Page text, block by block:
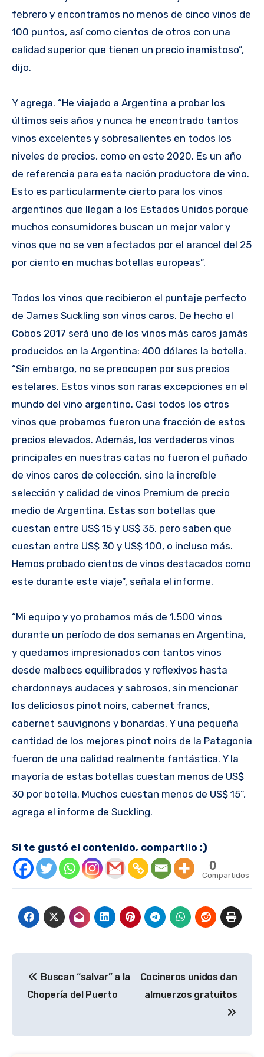
febrero y encontramos no menos de cinco vinos de
100 puntos, así como cientos de otros con una
calidad superior que tienen un precio inamistoso”,
dijo.
Y agrega. “He viajado a Argentina a probar los
últimos seis años y nunca he encontrado tantos
vinos excelentes y sobresalientes en todos los
niveles de precios, como en este 2020. Es un año
de referencia para esta nación productora de vino.
Esto es particularmente cierto para los vinos
argentinos que llegan a los Estados Unidos porque
muchos consumidores buscan un mejor valor y
vinos que no se ven afectados por el arancel del 25
por ciento en muchas botellas europeas”.
Todos los vinos que recibieron el puntaje perfecto
de James Suckling son vinos caros. De hecho el
Cobos 2017 será uno de los vinos más caros jamás
producidos en la Argentina: 400 dólares la botella.
“Sin embargo, no se preocupen por sus precios
estelares. Estos vinos son raras excepciones en el
mundo del vino argentino. Casi todos los otros
vinos que probamos fueron una fracción de estos
precios elevados. Además, los verdaderos vinos
principales en nuestras catas no fueron el puñado
de vinos caros de colección, sino la increíble
selección y calidad de vinos Premium de precio
medio de Argentina. Estas son botellas que
cuestan entre US$ 15 y US$ 35, pero saben que
cuestan entre US$ 30 y US$ 100, o incluso más.
Hemos probado cientos de vinos destacados como
este durante este viaje”, señala el informe.
“Mi equipo y yo probamos más de 1.500 vinos
durante un período de dos semanas en Argentina,
y quedamos impresionados con tantos vinos
desde malbecs equilibrados y reflexivos hasta
chardonnays audaces y sabrosos, sin mencionar
los deliciosos pinot noirs, cabernet francs,
cabernet sauvignons y bonardas. Y una pequeña
cantidad de los mejores pinot noirs de la Patagonia
fueron de una calidad realmente fantástica. Y la
mayoría de estas botellas cuestan menos de US$
30 por botella. Muchos cuestan menos de US$ 15”,
agrega el informe de Suckling.
Si te gustó el contenido, compartilo :)
0
Compartidos
de
Buscan “salvar” a la
Chopería del Puerto
Cocineros unidos dan
almuerzos gratuitos